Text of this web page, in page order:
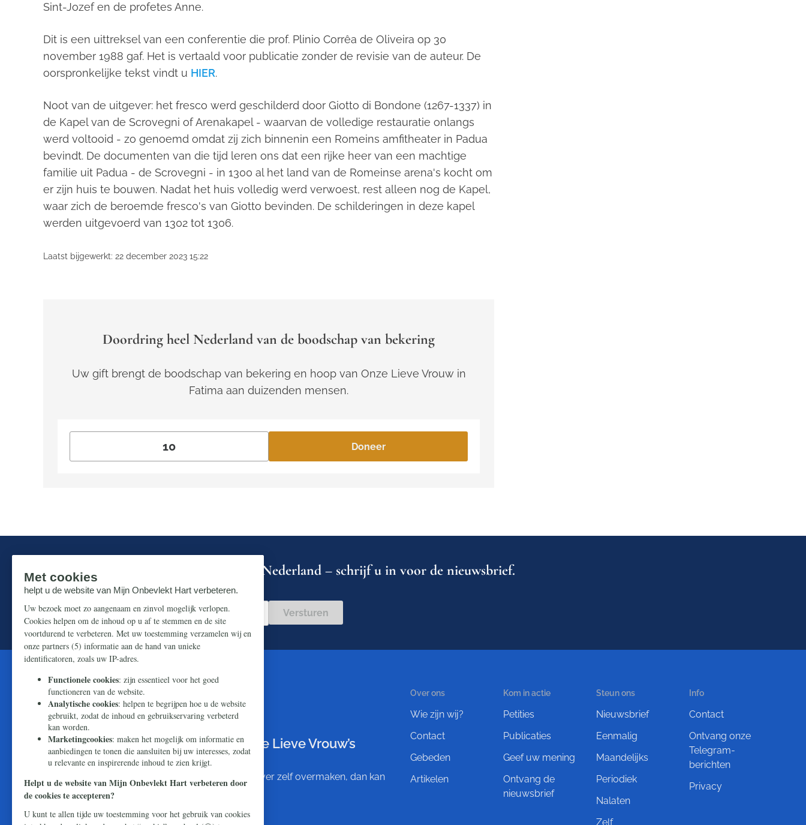
Sint-Jozef en de profetes Anne.
Dit is een uittreksel van een conferentie die prof. Plinio Corrêa de Oliveira op 30
november 1988 gaf. Het is vertaald voor publicatie zonder de revisie van de auteur. De
oorspronkelijke tekst vindt u HIER.
Noot van de uitgever: het fresco werd geschilderd door Giotto di Bondone (1267-1337) in
de Kapel van de Scrovegni of Arenakapel - waarvan de volledige restauratie onlangs
werd voltooid - zo genoemd omdat zij zich binnenin een Romeins amfitheater in Padua
bevindt. De documenten van die tijd leren ons dat een rijke heer van een machtige
familie uit Padua - de Scrovegni - in 1300 al het land van de Romeinse arena's kocht om
er zijn huis te bouwen. Nadat het huis volledig werd verwoest, rest alleen nog de Kapel,
waar zich de beroemde fresco's van Giotto bevinden. De schilderingen in deze kapel
werden uitgevoerd van 1302 tot 1306.
Laatst bijgewerkt: 22 december 2023 15:22
Doordring heel Nederland van de boodschap van bekering
Uw gift brengt de boodschap van bekering en hoop van Onze Lieve Vrouw in
Fatima aan duizenden mensen.
Doneer
Mis niks in de strijd om ons prachtige Nederland – schrijf u in voor de nieuwsbrief.
Zorg dat u geen enkel belangrijk artikel mist.
Versturen
U kunt de wereld bereiken met Onze Lieve Vrouw’s
boodschap van hoop en redding
. Wilt u liever zelf overmaken, dan kan
dat naar:
T.n.v. Stichting Civitas Christiana
Over ons
Wie zijn wij?
Contact
Gebeden
Artikelen
Kom in actie
Petities
Publicaties
Geef uw mening
Ontvang de
nieuwsbrief
Steun ons
Nieuwsbrief
Eenmalig
Maandelijks
Periodiek
Nalaten
Zelf
Info
Contact
Ontvang onze
Telegram-
berichten
Privacy